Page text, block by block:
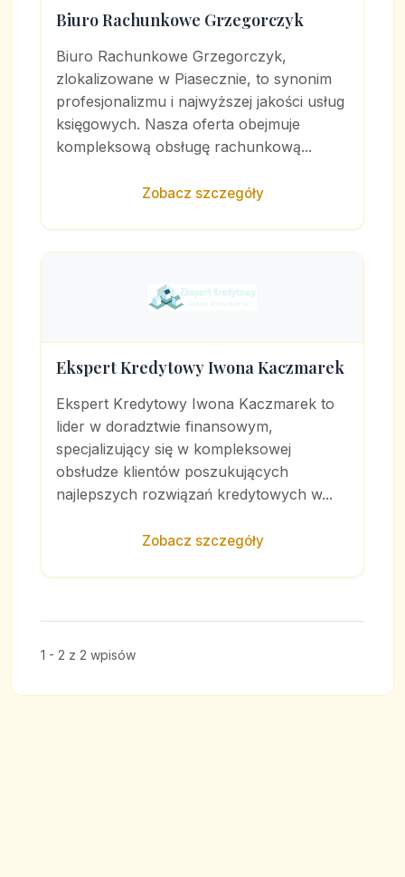
Biuro Rachunkowe Grzegorczyk
Biuro Rachunkowe Grzegorczyk,
zlokalizowane w Piasecznie, to synonim
profesjonalizmu i najwyższej jakości usług
księgowych. Nasza oferta obejmuje
kompleksową obsługę rachunkową...
Zobacz szczegóły
Ekspert Kredytowy Iwona Kaczmarek
Ekspert Kredytowy Iwona Kaczmarek to
lider w doradztwie finansowym,
specjalizujący się w kompleksowej
obsłudze klientów poszukujących
najlepszych rozwiązań kredytowych w...
Zobacz szczegóły
1 - 2 z 2 wpisów